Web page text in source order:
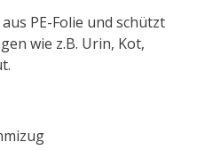
PE-Folie und schützt
wie z.B. Urin, Kot,